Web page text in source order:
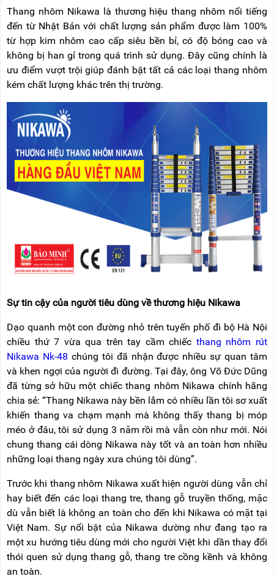
TIN
TỨC
BÁO
CHÍ
NIKAWA
THIỆU
LÝ
LIÊN
THANG
CÁCH
THANG
NHÔM
A
THANG
NHÔM
CÔNG
NGHIỆP
THANG
NHÔM
THANG
RẢNH
TAY
ĐẨY
HÀNG
BỘ
DÂY
THOÁT
HIỂM
TỰ
ĐỘNG
XE
NÂNG
TAY
Thang nhôm Nikawa là thương hiệu thang nhôm nổi tiếng
đến từ Nhật Bản với chất lượng sản phẩm được làm 100%
từ hợp kim nhôm cao cấp siêu bền bỉ, có độ bóng cao và
không bị han gỉ trong quá trình sử dụng. Đây cũng chính là
ưu điểm vượt trội giúp đánh bật tất cả các loại thang nhôm
kém chất lượng khác trên thị trường.
Sự tin cậy của người tiêu dùng về thương hiệu Nikawa
Dạo quanh một con đường nhỏ trên tuyến phố đi bộ Hà Nội
chiều thứ 7 vừa qua trên tay cầm chiếc thang nhôm rút
Nikawa Nk-48 chúng tôi đã nhận được nhiều sự quan tâm
và khen ngợi của người đi đường. Tại đây, ông Võ Đức Dũng
đã từng sở hữu một chiếc thang nhôm Nikawa chính hãng
chia sẻ: “Thang Nikawa này bền lắm có nhiều lần tôi sơ xuất
khiến thang va chạm mạnh mà không thấy thang bị móp
méo ở đâu, tôi sử dụng 3 năm rồi mà vẫn còn như mới. Nói
chung thang cái dòng Nikawa này tốt và an toàn hơn nhiều
những loại thang ngày xưa chúng tôi dùng”.
Trước khi thang nhôm Nikawa xuất hiện người dùng vẫn chỉ
hay biết đến các loại thang tre, thang gỗ truyền thống, mặc
dù vẫn biết là không an toàn cho đến khi Nikawa có mặt tại
Việt Nam. Sự nổi bật của Nikawa dường như đang tạo ra
một xu hướng tiêu dùng mới cho người Việt khi dần thay đổi
thói quen sử dụng thang gỗ, thang tre cồng kềnh và không
an toàn.